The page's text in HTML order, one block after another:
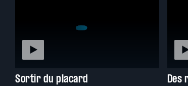
Sortir du placard Des